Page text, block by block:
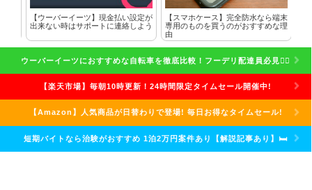
【ウーバーイーツ】現金払い設定が
出来ない時はサポートに連絡しよう
【スマホケース】完全防水なら端末
専用のものを買うのがおすすめな理
由
ウーバーイーツにおすすめな自転車を徹底比較！フーデリ配達員必見🚴‍♀️
【楽天市場】毎朝10時更新！24時間限定タイムセール開催中!
【Amazon】人気商品が日替わりで登場! 毎日お得なタイムセール!
短期バイトなら治験がおすすめ 1泊2万円案件あり【解説記事あり】🛏